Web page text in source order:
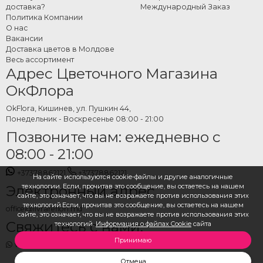
На сайте используются cookie-файлы и другие аналогичные
технологии. Если, прочитав это сообщение, вы остаетесь на нашем
сайте, это означает, что вы не возражаете против использования этих
технологий.Если, прочитав это сообщение, вы остаетесь на нашем
сайте, это означает, что вы не возражаете против использования этих
технологий.Информация о файлах Cookie сайта
Принимаю
Отмена
другими подарками для полноценного праздничного комплекта.
Как заказать новогодние
композиции онлайн?
Выберите понравившуюся модель из коллекции, укажите дату и адрес
доставки и оформите заказ. Команда OkFlora позаботится о подготовке
декора из свежих натуральных материалов и своевременной доставке,
чтобы магия Рождества прибыла вовремя и создала уютную атмосферу
для ваших близких.
доставка?
Политика Компании
О нас
Вакансии
Доставка цветов в Молдове
Весь ассортимент
Международный Заказ
Адрес Цветочного Магазина
ОкФлора
OkFlora, Кишинев, ул. Пушкин 44,
Понедельник - Воскресенье 08:00 - 21:00
Позвоните нам: ежедневно с
08:00 - 21:00
+37378862121 +37378862121
Электронный адрес
office@livrareflori.md
Свяжитесь с нами:
whatsapp